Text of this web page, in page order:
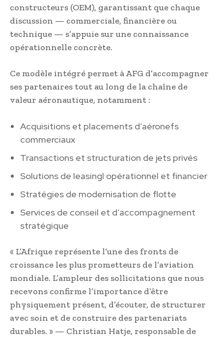
constructeurs (OEM), garantissant que chaque
discussion — commerciale, financière ou
technique — s’appuie sur une connaissance
opérationnelle concrète.
Ce modèle intégré permet à AFG d’accompagner
ses partenaires tout au long de la chaîne de
valeur aéronautique, notamment :
Acquisitions et placements d’aéronefs
commerciaux
Transactions et structuration de jets privés
Solutions de leasingl opérationnel et financier
Stratégies de modernisation de flotte
Services de conseil et d’accompagnement
stratégique
« L’Afrique représente l’une des fronts de
croissance les plus prometteurs de l’aviation
mondiale. L’ampleur des sollicitations que nous
recevons confirme l’importance d’être
physiquement présent, d’écouter, de structurer
avec soin et de construire des partenariats
durables. » — Christian Hatje, responsable de